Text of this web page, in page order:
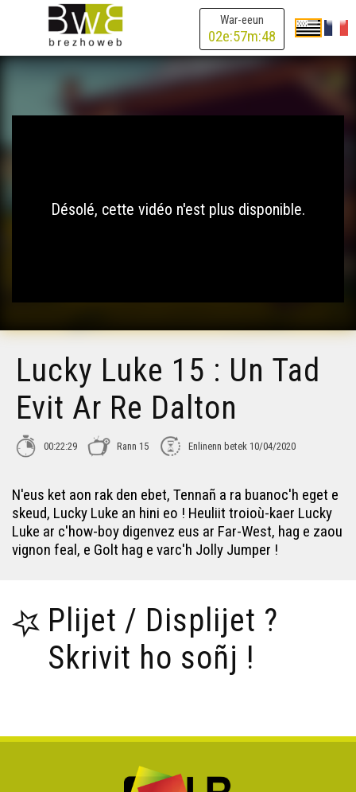
War-eeun
02e:57m:48
Désolé, cette vidéo n'est plus disponible.
Lucky Luke 15 : Un Tad
Evit Ar Re Dalton
00:22:29 Rann 15 Enlinenn betek 10/04/2020
N'eus ket aon rak den ebet, Tennañ a ra buanoc'h eget e
skeud, Lucky Luke an hini eo ! Heuliit troioù-kaer Lucky
Luke ar c'how-boy digenvez eus ar Far-West, hag e zaou
vignon feal, e Golt hag e varc'h Jolly Jumper !
Plijet / Displijet ?
Skrivit ho soñj !